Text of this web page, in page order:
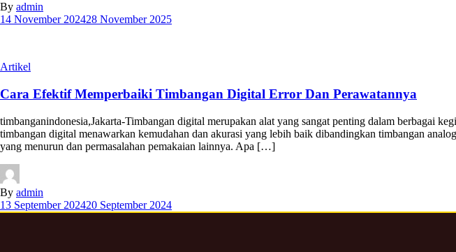
By admin
14 November 202428 November 2025
Artikel
Cara Efektif Memperbaiki Timbangan Digital Error Dan Perawatannya
timbanganindonesia,Jakarta-Timbangan digital merupakan alat yang sangat penting dalam berbagai
timbangan digital menawarkan kemudahan dan akurasi yang lebih baik dibandingkan timbangan
yang menurun dan permasalahan pemakaian lainnya. Apa […]
By admin
13 September 202420 September 2024